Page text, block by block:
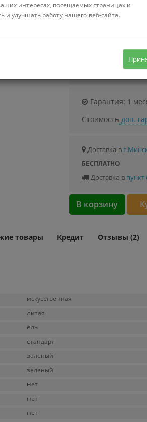
Можно купить в
Стоимость от 16.31
Узнать о
Гарантия: 1
Стоимостьдоп.
Доставка в
БЕСПЛАТНО
Доставка в
В корзину
товары Кредит Отзывы (2)
искусственная
литая
ель
стандарт
зеленый
зеленый
нет
нет
нет
интересах, посещаемых страницах и
и улучшать работу нашего веб-сайта.